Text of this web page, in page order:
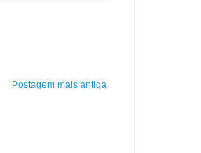
Postagem mais antiga